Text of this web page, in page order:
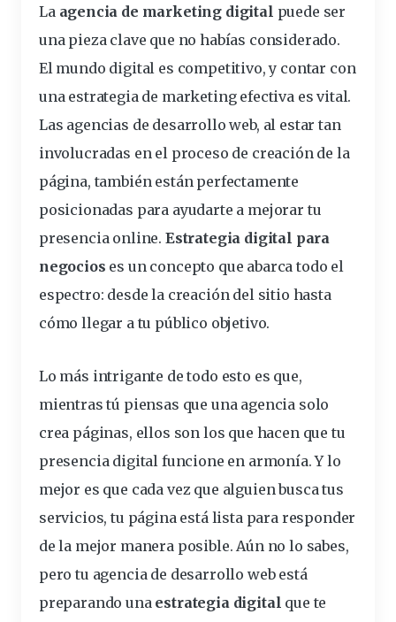
La agencia de marketing digital puede ser
una pieza clave que no habías considerado.
El mundo digital es competitivo, y contar con
una estrategia de marketing efectiva es vital.
Las agencias de desarrollo web, al estar tan
involucradas en el proceso de creación de la
página, también están perfectamente
posicionadas para ayudarte a mejorar tu
presencia online. Estrategia digital para
negocios es un concepto que abarca todo el
espectro: desde la creación del sitio hasta
cómo llegar a tu público objetivo.
Lo más intrigante de todo esto es que,
mientras tú piensas que una agencia solo
crea páginas, ellos son los que hacen que tu
presencia digital funcione en armonía. Y lo
mejor es que cada vez que alguien busca tus
servicios, tu página está lista para responder
de la mejor manera posible. Aún no lo sabes,
pero tu agencia de desarrollo web está
preparando una estrategia digital que te